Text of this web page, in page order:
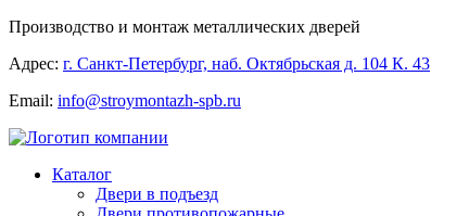
Производство и монтаж металлических дверей
Адрес: г. Санкт-Петербург, наб. Октябрьская д. 104 К. 43
Email: info@stroymontazh-spb.ru
Каталог
Двери в подъезд